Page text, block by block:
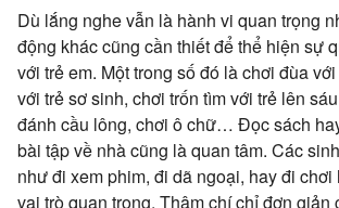
Dù lắng nghe vẫn là hành vi quan trọng
động khác cũng cần thiết để thể hiện sự
với trẻ em. Một trong số đó là chơi đùa
với trẻ sơ sinh, chơi trốn tìm với trẻ lên
đánh cầu lông, chơi ô chữ… Đọc sách
bài tập về nhà cũng là quan tâm. Các
như đi xem phim, đi dã ngoại, hay đi
vai trò quan trọng. Thậm chí chỉ đơn giản